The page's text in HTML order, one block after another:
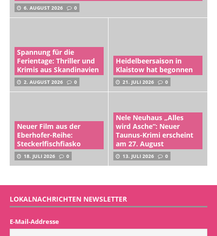
6. AUGUST 2026 0
Spannung für die
Ferientage: Thriller und
Krimis aus Skandinavien
2. AUGUST 2026 0
Heidelbeersaison in
Klaistow hat begonnen
21. JULI 2026 0
Neuer Film aus der
Eberhofer-Reihe:
Steckerlfischfiasko
18. JULI 2026 0
Nele Neuhaus „Alles
wird Asche“: Neuer
Taunus-Krimi erscheint
am 27. August
13. JULI 2026 0
LOKALNACHRICHTEN NEWSLETTER
E-Mail-Addresse